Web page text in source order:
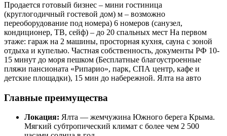
Продается готовый бизнес – мини гостиница
(круглогодичный гостевой дом) м – возможно
переоборудование под номера) 6 номеров (санузел,
кондиционер, ТВ, сейф) – до 20 спальных мест На первом
этаже: гараж на 2 машины, просторная кухня, сауна с зоной
отдыха и купелью. Частная собственность, документы РФ 10-
15 минут до моря пешком (Бесплатные благоустроенные
пляжи пансионата «Рипарио», парк, СПА центр, кафе и
детские площадки), 15 мин до набережной. Ялта на авто
Главные преимущества
Локация: Ялта — жемчужина Южного берега Крыма.
Мягкий субтропический климат с более чем 2 500